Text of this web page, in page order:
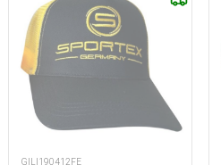
GILI190412FE